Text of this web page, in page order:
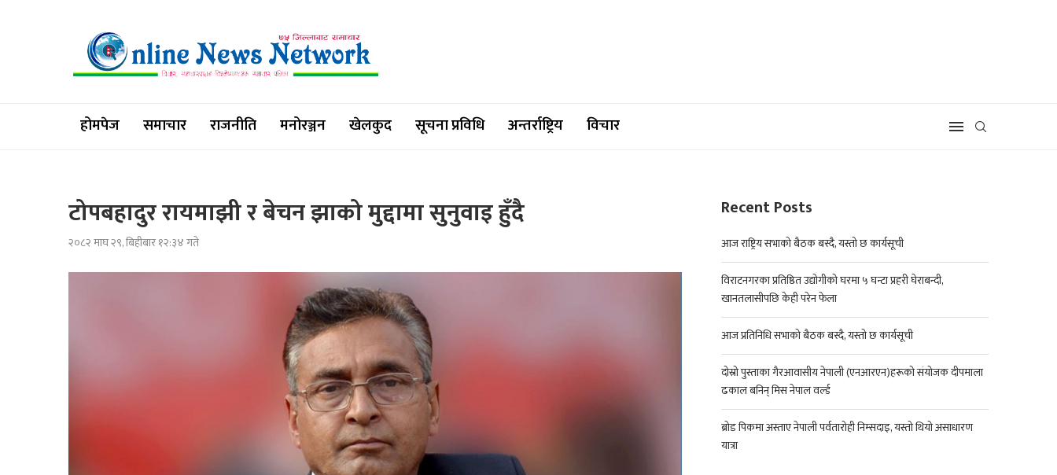
होमपेज समाचार राजनीति मनोरञ्जन खेलकुद सूचना प्रविधि अन्तर्राष्ट्रिय विचार
टोपबहादुर रायमाझी र बेचन झाको मुद्दामा सुनुवाइ हुँदै
२०८२ माघ २९, बिहीबार १२:३४ गते
Recent Posts
आज राष्ट्रिय सभाको बैठक बस्दै, यस्तो छ कार्यसूची
विराटनगरका प्रतिष्ठित उद्योगीको घरमा ५ घन्टा प्रहरी घेराबन्दी,
खानतलासीपछि केही परेन फेला
आज प्रतिनिधि सभाको बैठक बस्दै, यस्तो छ कार्यसूची
दोस्रो पुस्ताका गैरआवासीय नेपाली (एनआरएन)हरूको संयोजक दीपमाला
ढकाल बनिन् मिस नेपाल वर्ल्ड
ब्रोड पिकमा अस्ताए नेपाली पर्वतारोही निम्सदाइ, यस्तो थियो असाधारण
यात्रा